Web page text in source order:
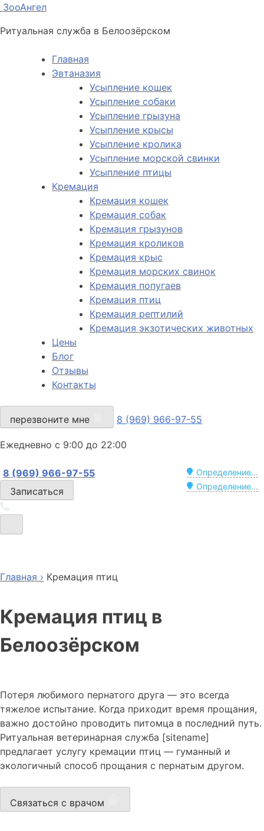
ЗооАнгел
Ритуальная служба в Белоозёрском
Главная
Эвтаназия
Усыпление кошек
Усыпление собаки
Усыпление грызуна
Усыпление крысы
Усыпление кролика
Усыпление морской свинки
Усыпление птицы
Кремация
Кремация кошек
Кремация собак
Кремация грызунов
Кремация кроликов
Кремация крыс
Кремация морских свинок
Кремация попугаев
Кремация птиц
Кремация рептилий
Кремация экзотических животных
Цены
Блог
Отзывы
Контакты
перезвоните мне 8 (969) 966-97-55
Ежедневно с 9:00 до 22:00
Определение...
8 (969) 966-97-55
Определение...
Записаться
Главная › Кремация птиц
Кремация птиц в
Белоозёрском
Потеря любимого пернатого друга — это всегда
тяжелое испытание. Когда приходит время прощания,
важно достойно проводить питомца в последний путь.
Ритуальная ветеринарная служба [sitename]
предлагает услугу кремации птиц — гуманный и
экологичный способ прощания с пернатым другом.
Связаться с врачом